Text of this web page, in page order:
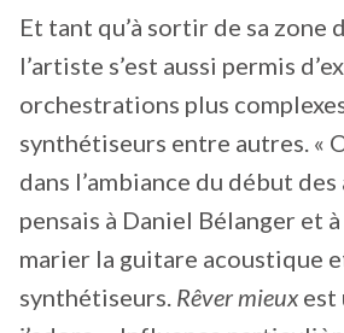
Et tant qu’à sortir de sa zone
l’artiste s’est aussi permis
orchestrations plus
synthétiseurs entre autres. «
dans l’ambiance du début
pensais à Daniel Bélanger et
marier la guitare acoustique
synthétiseurs. Rêver mieux est